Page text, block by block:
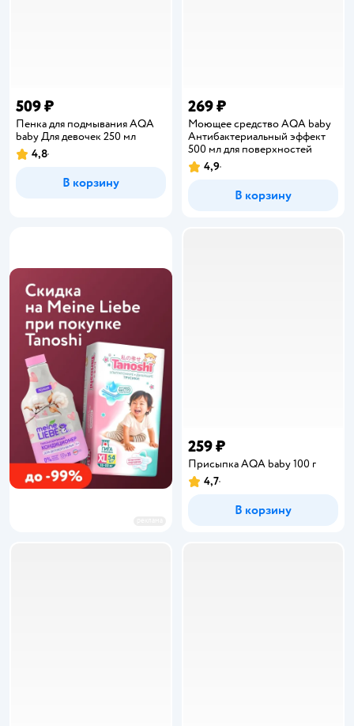
509 ₽
Пенка для подмывания AQA
baby Для девочек 250 мл
Рейтинг:
4,8
В корзину
269 ₽
Моющее средство AQA baby
Антибактериальный эффект
500 мл для поверхностей
Рейтинг:
4,9
В корзину
259 ₽
Присыпка AQA baby 100 г
Рейтинг:
4,7
В корзину